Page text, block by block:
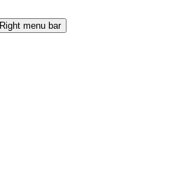
Right menu bar